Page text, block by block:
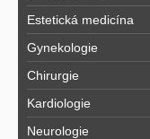
Estetická medicína
Gynekologie
Chirurgie
Kardiologie
Neurologie